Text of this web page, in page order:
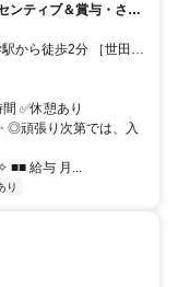
ンティブ＆賞与・さら
ルズバーグループで
新宿駅から徒歩10分 -
ら徒歩15分 -------
城学園前駅から徒歩
✅休憩あり
◎頑張り次第では、入
■■ 給与 月...
り